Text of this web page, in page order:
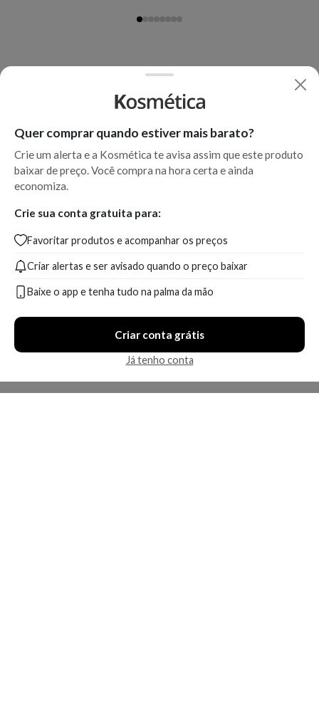
Quer comprar quando estiver mais barato?
Crie um alerta e a Kosmética te avisa assim que este produto
baixar de preço. Você compra na hora certa e ainda
economiza.
Crie sua conta gratuita para:
Favoritar produtos e acompanhar os preços
Criar alertas e ser avisado quando o preço baixar
Baixe o app e tenha tudo na palma da mão
Criar conta grátis
Já tenho conta